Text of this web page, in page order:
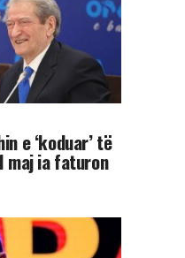
e ‘koduar’ të
maj ia faturon